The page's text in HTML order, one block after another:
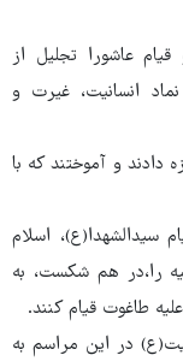
عاشورا تجلیل از
انسانیت، غیرت و
و آموختند که با
سیدالشهدا(ع)، اسلام
را،در هم شکست، به
طاغوت قیام کنند.
در این مراسم به